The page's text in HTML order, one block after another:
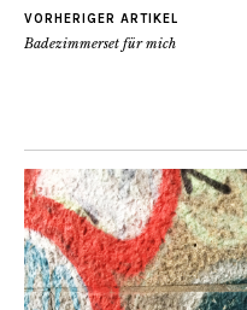
VORHERIGER ARTIKEL
Badezimmerset für mich